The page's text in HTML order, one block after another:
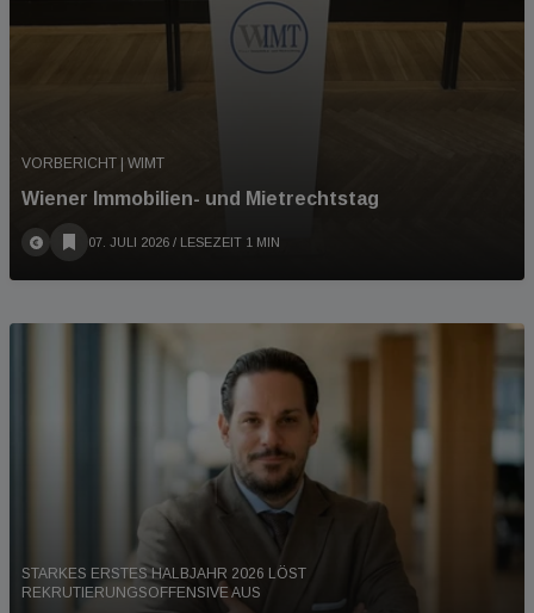
VORBERICHT | WIMT
Wiener Immobilien- und Mietrechtstag
07. JULI 2026 / LESEZEIT 1 MIN
STARKES ERSTES HALBJAHR 2026 LÖST
REKRUTIERUNGSOFFENSIVE AUS